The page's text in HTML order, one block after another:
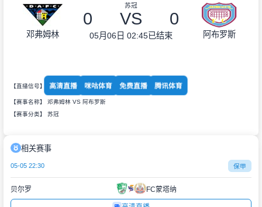
邓弗姆林
苏冠
0 VS 0
05月06日 02:45已结束 阿布罗斯
【直播信号】 高清直播 咪咕体育 免费直播 腾讯体育
【赛事名称】 邓弗姆林 VS 阿布罗斯
【赛事分类】 苏冠
相关赛事
05-05 22:30 保甲
贝尔罗 FC蒙塔纳